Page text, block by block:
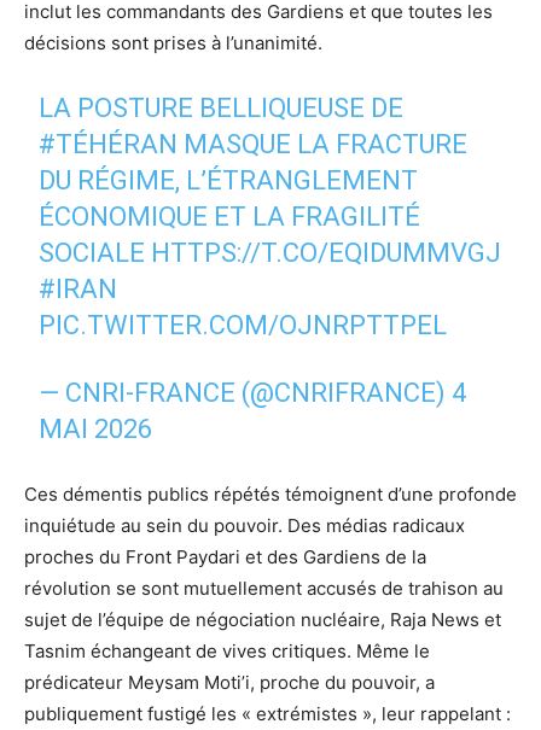
inclut les commandants des Gardiens et que toutes les
décisions sont prises à l’unanimité.
LA POSTURE BELLIQUEUSE DE
#TÉHÉRAN MASQUE LA FRACTURE
DU RÉGIME, L’ÉTRANGLEMENT
ÉCONOMIQUE ET LA FRAGILITÉ
SOCIALE HTTPS://T.CO/EQIDUMMVGJ
#IRAN
PIC.TWITTER.COM/OJNRPTTPEL
— CNRI-FRANCE (@CNRIFRANCE) 4
MAI 2026
Ces démentis publics répétés témoignent d’une profonde
inquiétude au sein du pouvoir. Des médias radicaux
proches du Front Paydari et des Gardiens de la
révolution se sont mutuellement accusés de trahison au
sujet de l’équipe de négociation nucléaire, Raja News et
Tasnim échangeant de vives critiques. Même le
prédicateur Meysam Moti’i, proche du pouvoir, a
publiquement fustigé les « extrémistes », leur rappelant :